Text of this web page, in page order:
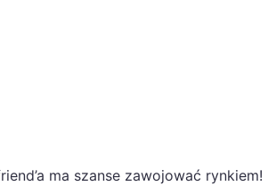
ma szanse zawojować rynkiem!